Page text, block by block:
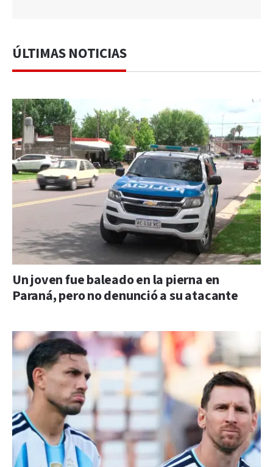
ÚLTIMAS NOTICIAS
Un joven fue baleado en la pierna en
Paraná, pero no denunció a su atacante